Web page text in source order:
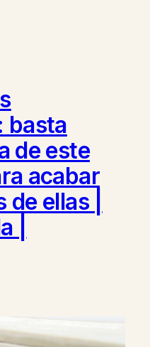
basta
de este
acabar
ellas |
|